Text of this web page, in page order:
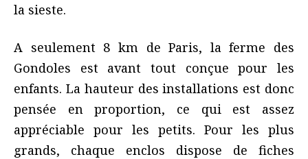
la sieste.
A seulement 8 km de Paris, la ferme des
Gondoles est avant tout conçue pour les
enfants. La hauteur des installations est donc
pensée en proportion, ce qui est assez
appréciable pour les petits. Pour les plus
grands, chaque enclos dispose de fiches